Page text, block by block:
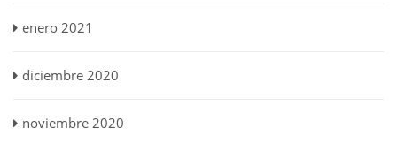
enero 2021
diciembre 2020
noviembre 2020